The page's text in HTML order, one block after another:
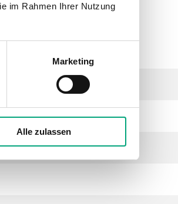
im Rahmen Ihrer Nutzung
Marketing
Alle zulassen
Hub 5,5 mm